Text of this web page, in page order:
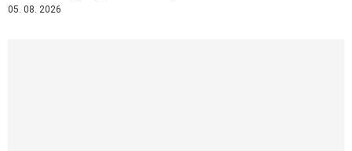
05. 08. 2026